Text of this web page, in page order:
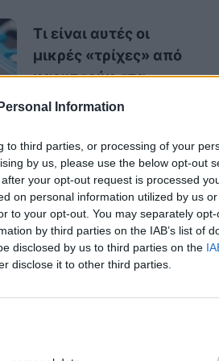
Information
to third parties, or processing of your
by us, please use the below opt-out
your opt-out request is processed
on personal information utilized by us
to your opt-out. You may separately
by third parties on the IAB’s list of
disclosed by us to third parties on the
disclose it to other third parties.
Τι είναι αυτές οι
μικρές «τρίχες» από
καουτσούκ στα
ελαστικά των
Για πρώτη
οχημάτωνξεπέρασαν
ορόσημο στη στροφή